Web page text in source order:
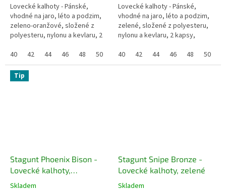
Lovecké kalhoty - Pánské,
vhodné na jaro, léto a podzim,
zeleno-oranžové, složené z
polyesteru, nylonu a kevlaru, 2
prodyšné, membrána proti
větru, RipStop
40 42 44 46 48 50 52
Lovecké kalhoty - Pánské,
vhodné na jaro, léto a podzim,
zelené, složené z polyesteru,
nylonu a kevlaru, 2 kapsy,
membrána proti větru, RipStop
40 42 44 46 48 50
Tip
Stagunt Phoenix Bison -
Lovecké kalhoty,
zelenohnědé
Skladem
Stagunt Snipe Bronze -
Lovecké kalhoty, zelené
Skladem